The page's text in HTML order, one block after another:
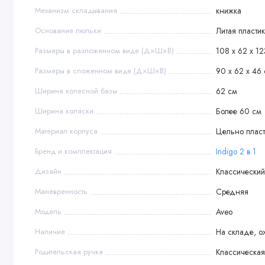
Объем упаковки: 0,32 куб. м.
Внутренний размер люльки по матрасу: 78 х 35 см
Внутренний размер прогулочного блока: 82 х 32 см
Размеры сидения: 24 х 32 см
Механизм складывания книжка
Основание люльки Литая
Размеры в разложенном виде (Д×Ш×В) 108 х 62 х
Размеры в сложенном виде (Д×Ш×В) 90 х 62 х 46
Ширина колесной базы 62 см
Ширина коляски Более 60 см
Материал корпуса Цельно
Бренд и комплектация Indigo 2 в 1
Дизайн Классический
Маневренность Средняя
Модель Aveo
Наличие На складе,
Родительская ручка